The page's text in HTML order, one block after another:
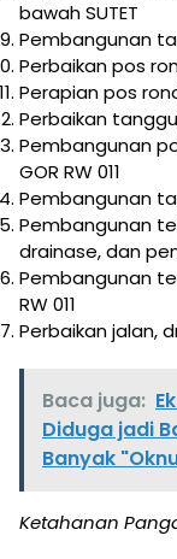
bawah SUTET
Pembangunan
Perbaikan pos
Perapian pos
Perbaikan
Pembangunan
GOR RW 011
Pembangunan
Pembangunan
drainase, dan
Pembangunan
RW 011
Perbaikan jalan,
Baca juga:
Diduga jadi
Banyak
Ketahanan